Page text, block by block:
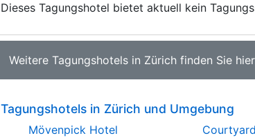
Dieses Tagungshotel bietet aktuell kein
Weitere Tagungshotels in Zürich finden Sie hier
Tagungshotels in Zürich und Umgebung
Mövenpick Hotel